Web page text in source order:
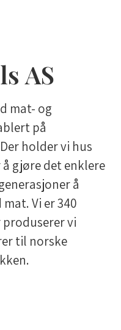
AS
mat- og
på
holder vi hus
gjøre det enklere
å
Vi er 340
vi
til norske